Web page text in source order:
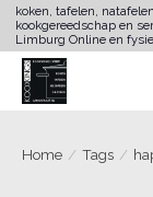
koken, tafelen,
kookgereedschap en
Limburg Online en
Home / Tags /